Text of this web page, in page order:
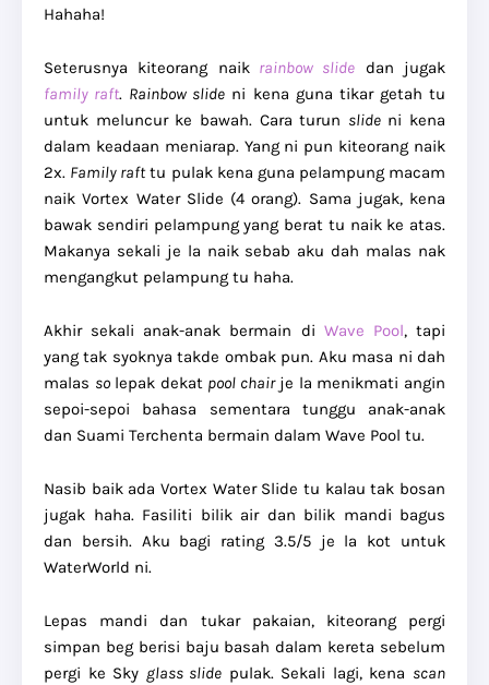
Hahaha!
Seterusnya kiteorang naik rainbow slide dan jugak
family raft. Rainbow slide ni kena guna tikar getah tu
untuk meluncur ke bawah. Cara turun slideni kena
dalam keadaan meniarap. Yang ni pun kiteorang naik
2x. Family rafttu pulak kena guna pelampung macam
naik Vortex Water Slide (4 orang). Sama jugak, kena
bawak sendiri pelampung yang berat tu naik ke atas.
Makanya sekali je la naik sebab aku dah malas nak
mengangkut pelampung tu haha.
Akhir sekali anak-anak bermain di Wave Pool, tapi
yang tak syoknya takde ombak pun. Aku masa ni dah
malas solepak dekat pool chairje la menikmati angin
sepoi-sepoi bahasa sementara tunggu anak-anak
dan Suami Terchenta bermain dalam Wave Pool tu.
Nasib baik ada Vortex Water Slide tu kalau tak bosan
jugak haha. Fasiliti bilik air dan bilik mandi bagus
dan bersih. Aku bagi rating 3.5/5 je la kot untuk
WaterWorld ni.
Lepas mandi dan tukar pakaian, kiteorang pergi
simpan beg berisi baju basah dalam kereta sebelum
pergi ke Sky glass slide pulak. Sekali lagi, kena scan